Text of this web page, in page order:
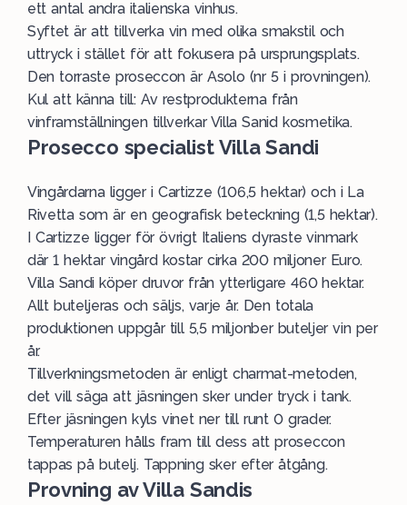
ett antal andra italienska vinhus.
Syftet är att tillverka vin med olika smakstil och
uttryck i stället för att fokusera på ursprungsplats.
Den torraste proseccon är Asolo (nr 5 i provningen).
Kul att känna till: Av restprodukterna från
vinframställningen tillverkar Villa Sanid kosmetika.
Prosecco specialist Villa Sandi
Vingårdarna ligger i Cartizze (106,5 hektar) och i La
Rivetta som är en geografisk beteckning (1,5 hektar).
I Cartizze ligger för övrigt Italiens dyraste vinmark
där 1 hektar vingård kostar cirka 200 miljoner Euro.
Villa Sandi köper druvor från ytterligare 460 hektar.
Allt buteljeras och säljs, varje år. Den totala
produktionen uppgår till 5,5 miljonber buteljer vin per
år.
Tillverkningsmetoden är enligt charmat-metoden,
det vill säga att jäsningen sker under tryck i tank.
Efter jäsningen kyls vinet ner till runt 0 grader.
Temperaturen hålls fram till dess att proseccon
tappas på butelj. Tappning sker efter åtgång.
Provning av Villa Sandis